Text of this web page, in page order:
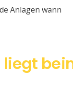
Anlagen wann
liegt